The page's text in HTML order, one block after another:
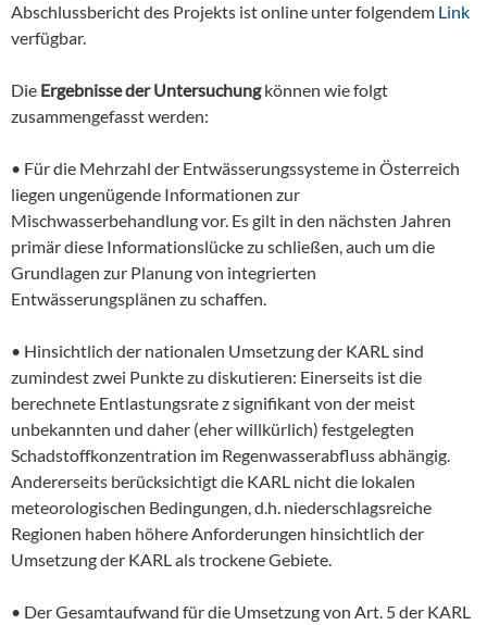
Abschlussbericht des Projekts ist online unter folgendem Link
verfügbar.
Die Ergebnisse der Untersuchungkönnen wie folgt
zusammengefasst werden:
• Für die Mehrzahl der Entwässerungssysteme in Österreich
liegen ungenügende Informationen zur
Mischwasserbehandlung vor. Es gilt in den nächsten Jahren
primär diese Informationslücke zu schließen, auch um die
Grundlagen zur Planung von integrierten
Entwässerungsplänen zu schaffen.
• Hinsichtlich der nationalen Umsetzung der KARL sind
zumindest zwei Punkte zu diskutieren: Einerseits ist die
berechnete Entlastungsrate z signifikant von der meist
unbekannten und daher (eher willkürlich) festgelegten
Schadstoffkonzentration im Regenwasserabfluss abhängig.
Andererseits berücksichtigt die KARL nicht die lokalen
meteorologischen Bedingungen, d.h. niederschlagsreiche
Regionen haben höhere Anforderungen hinsichtlich der
Umsetzung der KARL als trockene Gebiete.
• Der Gesamtaufwand für die Umsetzung von Art. 5 der KARL